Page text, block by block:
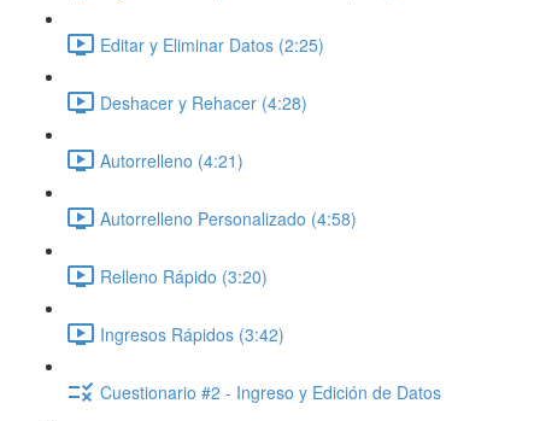
Editar y Eliminar Datos (2:25)
Deshacer y Rehacer (4:28)
Autorrelleno (4:21)
Autorrelleno Personalizado (4:58)
Relleno Rápido (3:20)
Ingresos Rápidos (3:42)
Cuestionario #2 - Ingreso y Edición de Datos